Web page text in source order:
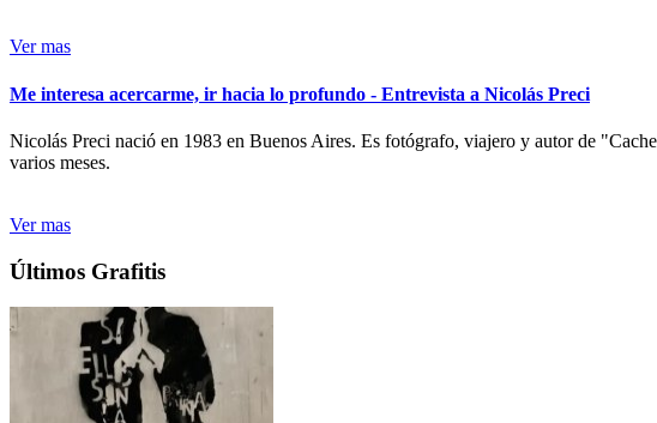
Ver mas
Me interesa acercarme, ir hacia lo profundo - Entrevista a Nicolás Preci
Nicolás Preci nació en 1983 en Buenos Aires. Es fotógrafo, viajero y autor de
varios meses.
Ver mas
Últimos Grafitis